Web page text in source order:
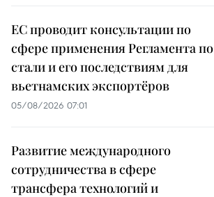
ЕС проводит консультации по
сфере применения Регламента по
стали и его последствиям для
вьетнамских экспортёров
05/08/2026 07:01
Развитие международного
сотрудничества в сфере
трансфера технологий и